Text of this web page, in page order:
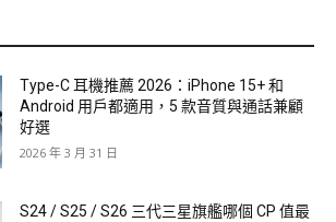
Type-C 耳機推薦 2026：iPhone 15+ 和
Android 用戶都適用，5 款音質與通話兼顧
好選
2026 年 3 月 31 日
S24 / S25 / S26 三代三星旗艦哪個 CP 值最